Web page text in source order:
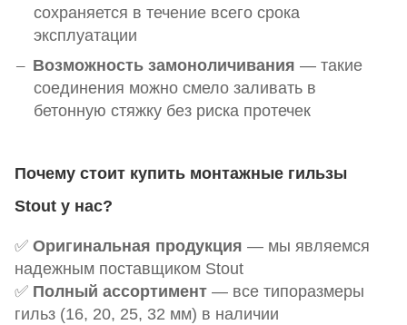
сохраняется в течение всего срока
эксплуатации
Возможность замоноличивания — такие
соединения можно смело заливать в
бетонную стяжку без риска протечек
Почему стоит купить монтажные гильзы
Stout у нас?
✅ Оригинальная продукция — мы являемся
надежным поставщиком Stout
✅ Полный ассортимент — все типоразмеры
гильз (16, 20, 25, 32 мм) в наличии